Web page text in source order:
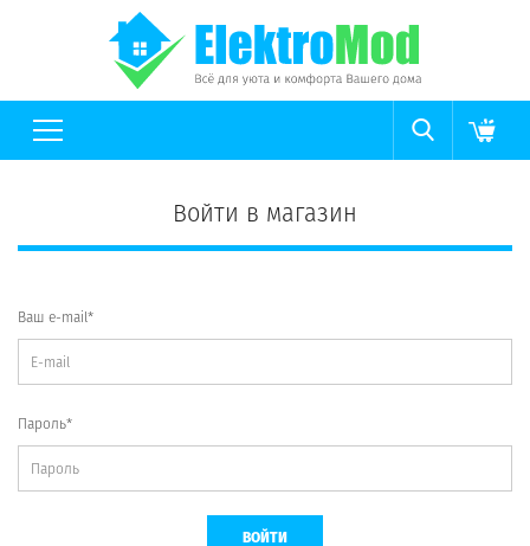
Войти в магазин
Ваш e-mail*
Пароль*